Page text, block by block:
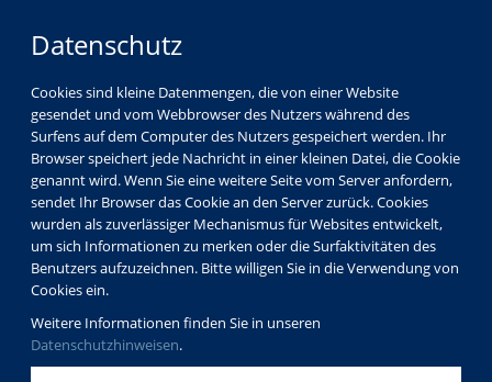
Datenschutz
Cookies sind kleine Datenmengen, die von einer Website
gesendet und vom Webbrowser des Nutzers während des
Surfens auf dem Computer des Nutzers gespeichert werden. Ihr
Browser speichert jede Nachricht in einer kleinen Datei, die Cookie
genannt wird. Wenn Sie eine weitere Seite vom Server anfordern,
sendet Ihr Browser das Cookie an den Server zurück. Cookies
wurden als zuverlässiger Mechanismus für Websites entwickelt,
um sich Informationen zu merken oder die Surfaktivitäten des
Benutzers aufzuzeichnen. Bitte willigen Sie in die Verwendung von
Cookies ein.
Weitere Informationen finden Sie in unseren
Datenschutzhinweisen.
LOGIN MENÜ